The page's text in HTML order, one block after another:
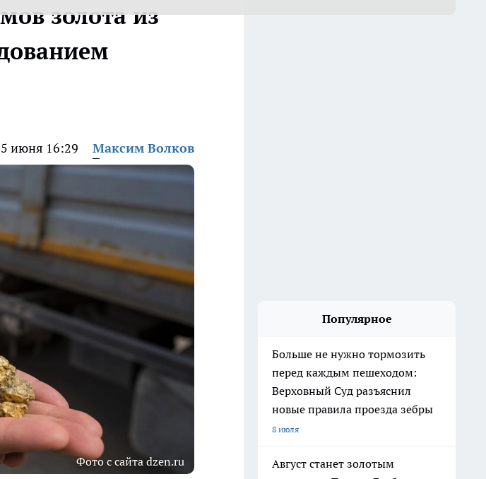
золота из
июня 16:29 Максим Волков
Фото с сайта dzen.ru
Популярное
Больше не нужно тормозить
перед каждым пешеходом:
Верховный Суд разъяснил
новые правила проезда зебры
8 июля
Август станет золотым